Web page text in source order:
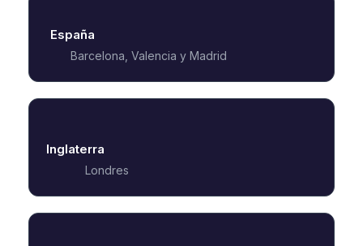
España
Barcelona, Valencia y Madrid
Inglaterra
Londres